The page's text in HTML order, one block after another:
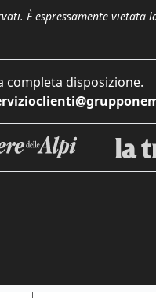
È espressamente
completa disposizione.